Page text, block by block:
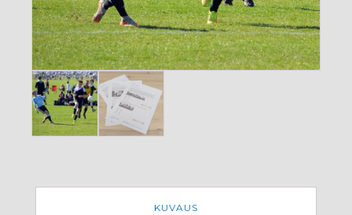
KUVAUS